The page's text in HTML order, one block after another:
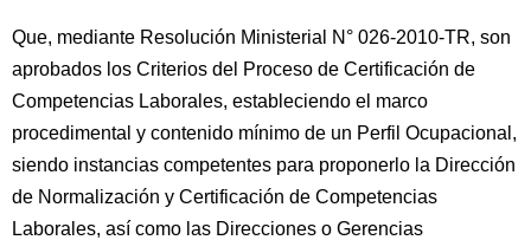
Que, mediante Resolución Ministerial N° 026-2010-TR, son
aprobados los Criterios del Proceso de Certificación de
Competencias Laborales, estableciendo el marco
procedimental y contenido mínimo de un Perfil Ocupacional,
siendo instancias competentes para proponerlo la Dirección
de Normalización y Certificación de Competencias
Laborales, así como las Direcciones o Gerencias